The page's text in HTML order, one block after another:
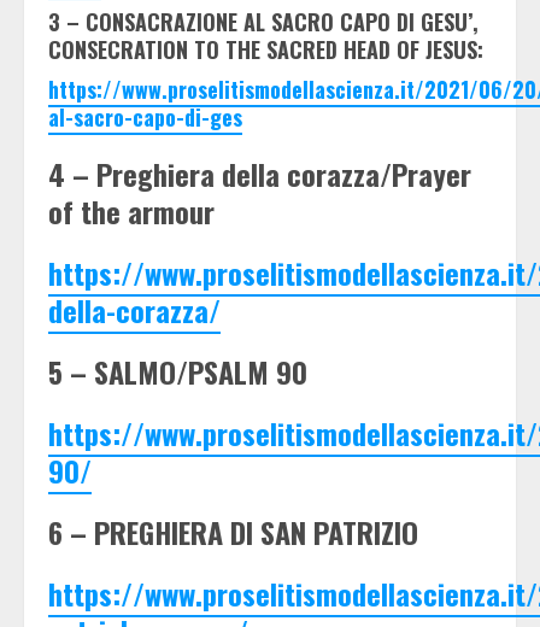
3 – CONSACRAZIONE AL SACRO CAPO DI GESU’,
CONSECRATION TO THE SACRED HEAD OF JESUS:
https://www.proselitismodellascienza.it/2021/06/
al-sacro-capo-di-ges
4 – Preghiera della corazza/Prayer
of the armour
https://
della-corazza/
5 – SALMO/PSALM 90
https://
90/
6 – PREGHIERA DI SAN PATRIZIO
https://